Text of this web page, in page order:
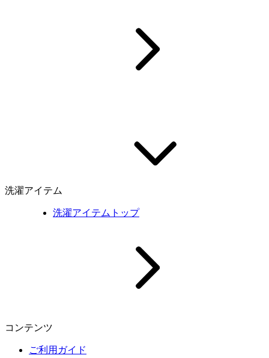
洗濯アイテム
洗濯アイテムトップ
コンテンツ
ご利用ガイド